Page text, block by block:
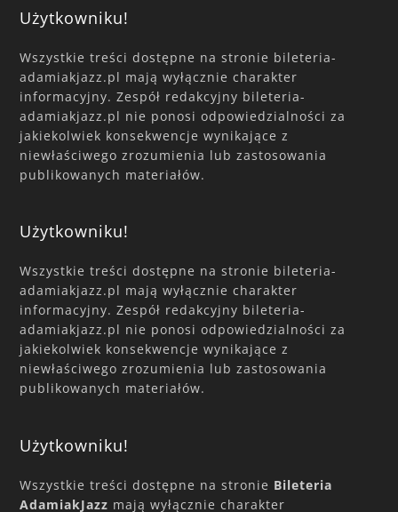
Użytkowniku!
Wszystkie treści dostępne na stronie bileteria-
adamiakjazz.pl mają wyłącznie charakter
informacyjny. Zespół redakcyjny bileteria-
adamiakjazz.pl nie ponosi odpowiedzialności za
jakiekolwiek konsekwencje wynikające z
niewłaściwego zrozumienia lub zastosowania
publikowanych materiałów.
Użytkowniku!
Wszystkie treści dostępne na stronie bileteria-
adamiakjazz.pl mają wyłącznie charakter
informacyjny. Zespół redakcyjny bileteria-
adamiakjazz.pl nie ponosi odpowiedzialności za
jakiekolwiek konsekwencje wynikające z
niewłaściwego zrozumienia lub zastosowania
publikowanych materiałów.
Użytkowniku!
Wszystkie treści dostępne na stronie Bileteria
AdamiakJazz mają wyłącznie charakter